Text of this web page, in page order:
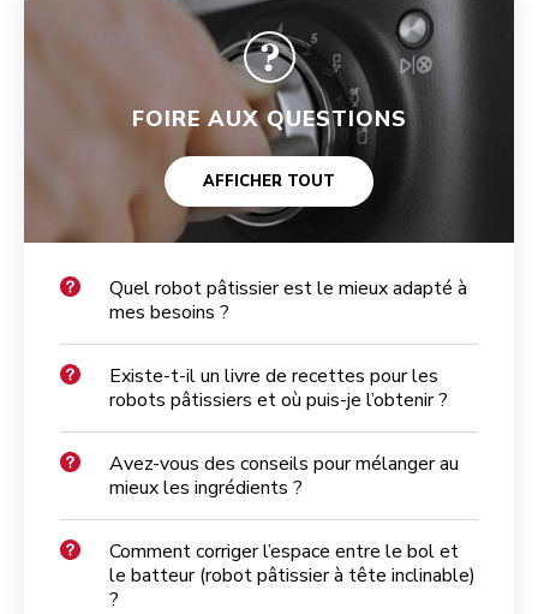
FOIRE AUX QUESTIONS
AFFICHER TOUT
Quel robot pâtissier est le mieux adapté à
mes besoins ?
Existe-t-il un livre de recettes pour les
robots pâtissiers et où puis-je l’obtenir ?
Avez-vous des conseils pour mélanger au
mieux les ingrédients ?
Comment corriger l’espace entre le bol et
le batteur (robot pâtissier à tête inclinable)
?